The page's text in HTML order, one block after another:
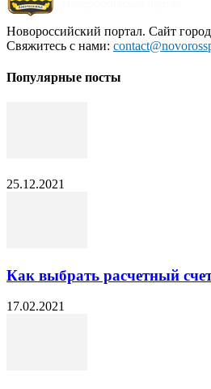
Новороссийский портал. Сайт
Свяжитесь с нами:
Популярные посты
25.12.2021
Как выбрать расчетный
17.02.2021